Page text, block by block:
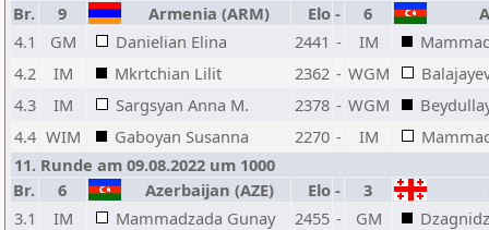
Br.
9 Armenia (ARM) Elo - 6
4.1
GM Danielian Elina 2441 - IM
4.2
IM Mkrtchian Lilit 2362 - WGM
4.3
IM Sargsyan Anna M. 2378 - WGM
4.4 WIM Gaboyan Susanna 2270 - IM
11. Runde am 09.08.2022 um 1000
Br.
6 Azerbaijan (AZE) Elo - 3
3.1
IM Mammadzada Gunay 2455 - GM